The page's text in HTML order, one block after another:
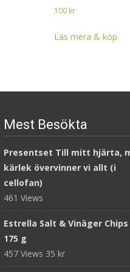
100 kr
Läs mera & köp
Mest Besökta
Presentset Till mitt hjärta,
kärlek övervinner vi allt (i
cellofan)
461 Views
Estrella Salt & Vinäger Chips
175 g
457 Views 35 kr